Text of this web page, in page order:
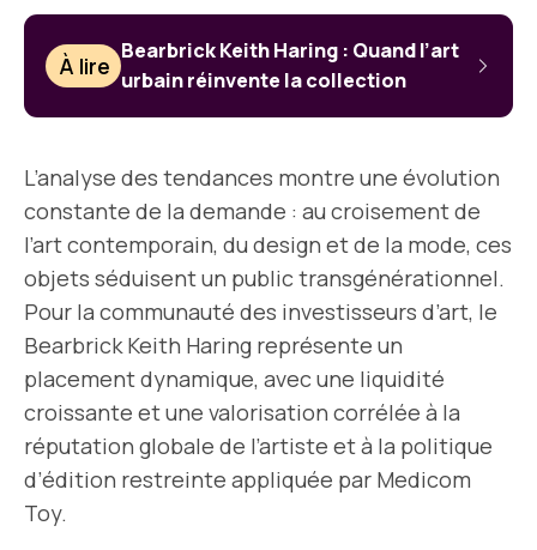
À lire
Bearbrick Keith Haring : Quand l’art
urbain réinvente la collection
L’analyse des tendances montre une évolution
constante de la demande : au croisement de
l’art contemporain, du design et de la mode, ces
objets séduisent un public transgénérationnel.
Pour la communauté des investisseurs d’art, le
Bearbrick Keith Haring représente un
placement dynamique, avec une liquidité
croissante et une valorisation corrélée à la
réputation globale de l’artiste et à la politique
d’édition restreinte appliquée par Medicom
Toy.